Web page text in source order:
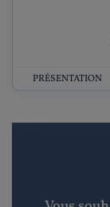
PRÉSENTATION